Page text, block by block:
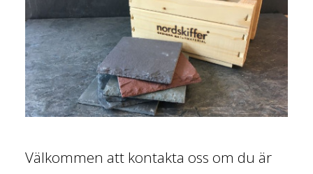
Välkommen att kontakta oss om du är